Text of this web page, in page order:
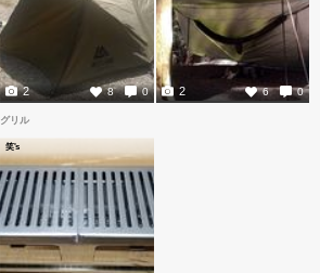
8 0
2 6 0
2
グリル
笑's